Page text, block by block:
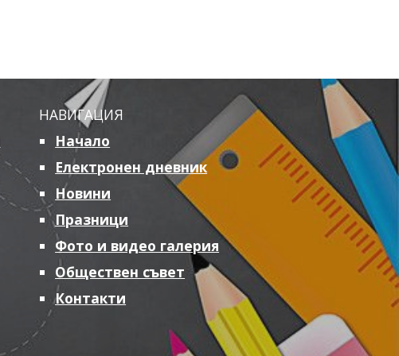
НАВИГАЦИЯ
Начало
Електронен дневник
Новини
Празници
Фото и видео галерия
Обществен съвет
Контакти